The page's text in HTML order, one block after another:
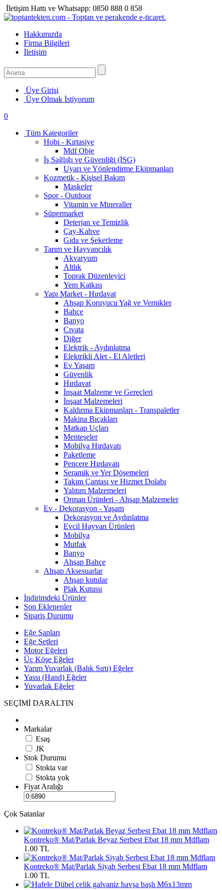
İletişim Hattı ve Whatsapp: 0850 888 0 858
Hakkımızda
Firma Bilgileri
İletişim
Üye Girişi
Üye Olmak İstiyorum
0
Tüm Kategoriler
Hobi - Kırtasiye
Mdf Obje
İş Sağlığı ve Güvenliği (İSG)
Uyarı ve Yönlendirme Ekipmanları
Kozmetik - Kişisel Bakım
Maskeler
Spor - Outdoor
Vitamin ve Mineraller
Süpermarket
Deterjan ve Temizlik
Çay-Kahve
Gıda ve Şekerleme
Tarım ve Hayvancılık
Akvaryum
Altlık
Toprak Düzenleyici
Yem Katkısı
Yapı Market - Hırdavat
Ahşap Koruyucu Yağ ve Vernikler
Bahçe
Banyo
Cıvata
Diğer
Elektrik - Aydınlatma
Elektrikli Alet - El Aletleri
Ev Yaşam
Güvenlik
Hırdavat
İnşaat Malzeme ve Gereçleri
İnşaat Malzemeleri
Kaldırma Ekipmanları - Transpaletler
Makina Bıçakları
Matkap Uçları
Menteşeler
Mobilya Hırdavatı
Paketleme
Pencere Hırdavatı
Seramik ve Yer Döşemeleri
Takım Çantası ve Hizmet Dolabı
Yalıtım Malzemeleri
Orman Ürünleri - Ahşap Malzemeler
Ev - Dekorasyon - Yaşam
Dekorasyon ve Aydınlatma
Evcil Hayvan Ürünleri
Mobilya
Mutfak
Banyo
Ahşap Bahçe
Ahşap Aksesuarlar
Ahşap kutular
Plak Kutusu
İndirimdeki Ürünler
Son Eklenenler
Sipariş Durumu
Eğe Sapları
Eğe Setleri
Motor Eğeleri
Üç Köşe Eğeler
Yarım Yuvarlak (Balık Sırtı) Eğeler
Yassı (Hand) Eğeler
Yuvarlak Eğeler
SEÇİMİ DARALTIN
Markalar
Esaş
JK
Stok Durumu
Stokta var
Stokta yok
Fiyat Aralığı
Çok Satanlar
Kontreko® Mat/Parlak Beyaz Serbest Ebat 18 mm Mdflam
1.00 TL
Kontreko® Mat/Parlak Siyah Serbest Ebat 18 mm Mdflam
1.00 TL